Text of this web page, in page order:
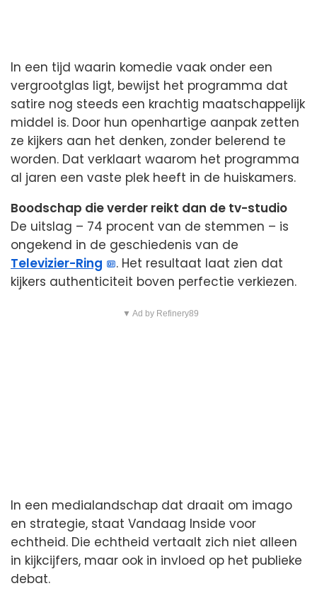
In een tijd waarin komedie vaak onder een
vergrootglas ligt, bewijst het programma dat
satire nog steeds een krachtig maatschappelijk
middel is. Door hun openhartige aanpak zetten
ze kijkers aan het denken, zonder belerend te
worden. Dat verklaart waarom het programma
al jaren een vaste plek heeft in de huiskamers.
Boodschap die verder reikt dan de tv-studio
De uitslag – 74 procent van de stemmen – is
ongekend in de geschiedenis van de
Televizier-Ring
. Het resultaat laat zien dat
kijkers authenticiteit boven perfectie verkiezen.
▼ Ad by Refinery89
In een medialandschap dat draait om imago
en strategie, staat Vandaag Inside voor
echtheid. Die echtheid vertaalt zich niet alleen
in kijkcijfers, maar ook in invloed op het publieke
debat.